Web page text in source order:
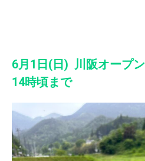
6月1日(日) 川阪オープ
14時頃まで